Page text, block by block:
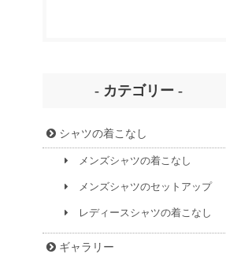
- カテゴリー -
シャツの着こなし
メンズシャツの着こなし
メンズシャツのセットアップ
レディースシャツの着こなし
ギャラリー